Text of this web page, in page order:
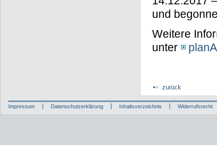
und
Weitere
unter
zurück
Impressum Datenschutzerklärung Inhaltsverzeichnis Widerrufsrecht